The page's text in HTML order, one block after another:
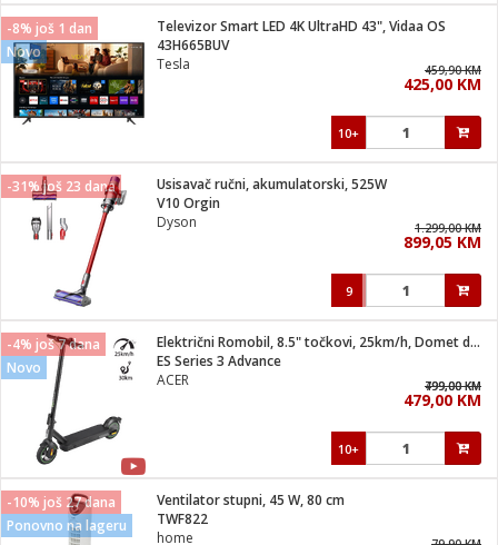
Vitrine
/ Zdravlje
za kosu
brijanje
tuš
-8% još 1 dan
Novo
Televizor Smart LED 4K UltraHD 43", Vidaa OS
43H665BUV
Tesla
459,90 KM
425,00 KM
10+
-31% još 23 dana
Usisavač ručni, akumulatorski, 525W
V10 Orgin
Dyson
1.299,00 KM
899,05 KM
9
-4% još 7 dana
Novo
Električni Romobil, 8.5" točkovi, 25km/h, Domet do 30 km
ES Series 3 Advance
ACER
799,00 KM
499,00 KM
479,00 KM
10+
-10% još 27 dana
Ponovno na lageru
Ventilator stupni, 45 W, 80 cm
TWF822
home